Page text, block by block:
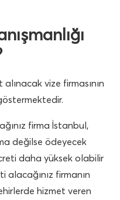
alınacak vize firmasının
firma İstanbul,
değilse ödeyecek
daha yüksek olabilir
alacağınız firmanın
hizmet veren